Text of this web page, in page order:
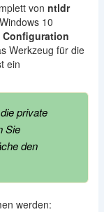
von ntldr
10
Werkzeug für die
ein
private
Sie
den
werden: